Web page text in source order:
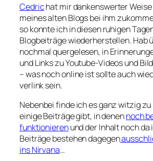
Cedrichat mir dankenswerter
meines alten Blogs bei ihm
so konnte ich in diesen ruhigen
Blogbeiträge wiederherstellen. Hab
nochmal quergelesen, in
und Links zu Youtube-Videos und
– was noch online ist sollte auch
verlink sein.
Nebenbei finde ich es ganz witzig zu
einige Beiträge gibt, in denennoch
funktionierenund der Inhalt noch da
Beiträge bestehen dagegen
ins Nirvana…